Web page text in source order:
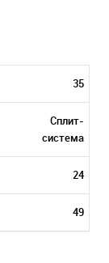
35
Сплит-
система
24
49